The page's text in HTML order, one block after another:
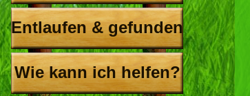
Entlaufen & gefunden
Wie kann ich helfen?